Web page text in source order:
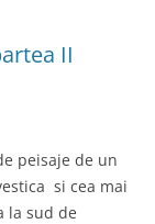
II
peisaje de un
si cea mai
la sud de